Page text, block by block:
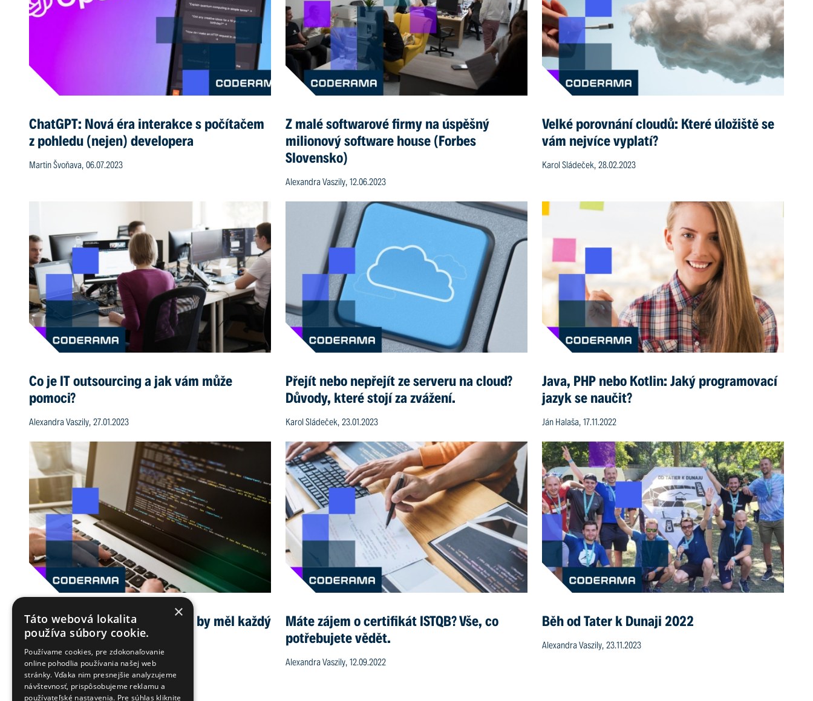
ChatGPT: Nová éra interakce s počítačem
z pohledu (nejen) developera
Martin Švoňava, 06.07.2023
Z malé softwarové firmy na úspěšný
milionový software house (Forbes
Slovensko)
Alexandra Vaszily, 12.06.2023
Velké porovnání cloudů: Které úložiště se
vám nejvíce vyplatí?
Karol Sládeček, 28.02.2023
Co je IT outsourcing a jak vám může
pomoci?
Alexandra Vaszily, 27.01.2023
Přejít nebo nepřejít ze serveru na cloud?
Důvody, které stojí za zvážení.
Karol Sládeček, 23.01.2023
Java, PHP nebo Kotlin: Jaký programovací
jazyk se naučit?
Ján Halaša, 17.11.2022
Java vs. Kotlin: Rozdíly, které by měl každý
developer znát
Patrik Dendis, 25.10.2022
Máte zájem o certifikát ISTQB? Vše, co
potřebujete vědět.
Alexandra Vaszily, 12.09.2022
Běh od Tater k Dunaji 2022
Alexandra Vaszily, 23.11.2023
×
Táto webová lokalita
používa súbory cookie.
Používame cookies, pre zdokonaľovanie
online pohodlia používania našej web
stránky. Vďaka nim presnejšie analyzujeme
návštevnosť, prispôsobujeme reklamu a
používateľské nastavenia. Pre súhlas kliknite